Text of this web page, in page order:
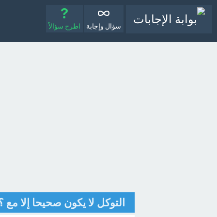
سؤال وإجابة اطرح سؤالاً
التوكل لا يكون صحيحا إلا مع